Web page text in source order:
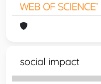
social impact